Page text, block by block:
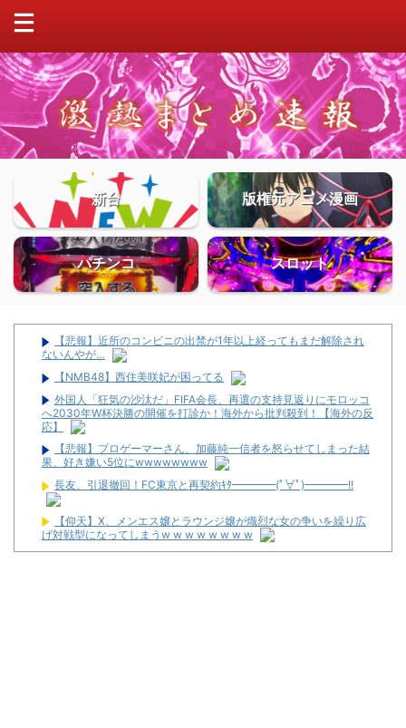
新台 版権元アニメ漫画
パチンコ スロット
【悲報】近所のコンビニの出禁が1年以上経ってもまだ解除され
ないんやが…
【NMB48】西住美咲妃が困ってる
外国人「狂気の沙汰だ」FIFA会長、再選の支持見返りにモロッコ
へ2030年W杯決勝の開催を打診か！海外から批判殺到！【海外の反
応】
【悲報】プロゲーマーさん、加藤純一信者を怒らせてしまった結
果、好き嫌い5位にwwwwwwww
長友、引退撤回！FC東京と再契約ｷﾀ━━━━(ﾟ∀ﾟ)━━━━!!
【仰天】X、メンエス嬢とラウンジ嬢が熾烈な女の争いを繰り広
げ対戦型になってしまうw w w w w w w w
【画像】恋する女さん、ネット民が驚愕する大変身を遂げてしま